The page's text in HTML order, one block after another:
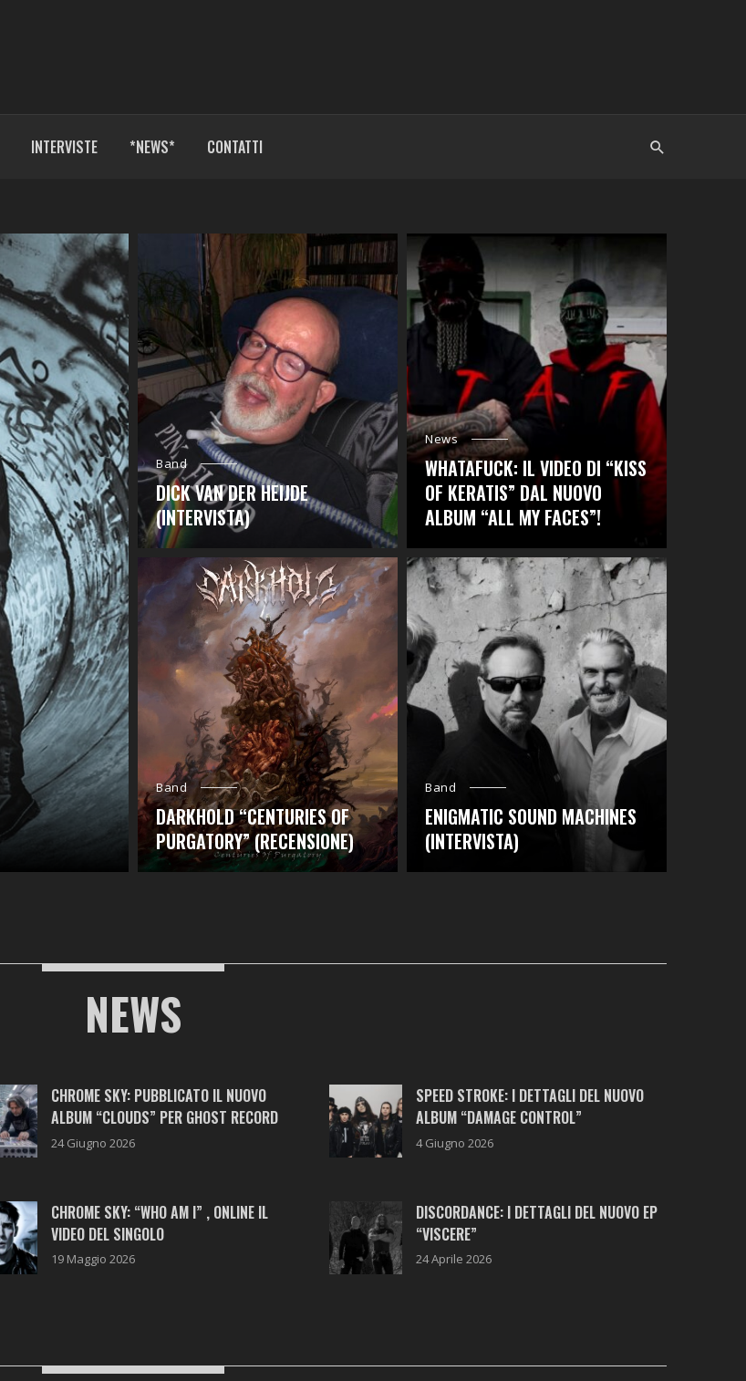
INTERVISTE *NEWS* CONTATTI
Band
DICK VAN DER HEIJDE
(INTERVISTA)
News
WHATAFUCK: IL VIDEO DI “KISS
OF KERATIS” DAL NUOVO
ALBUM “ALL MY FACES”!
Band
DARKHOLD “CENTURIES OF
PURGATORY” (RECENSIONE)
Band
ENIGMATIC SOUND MACHINES
(INTERVISTA)
NEWS
CHROME SKY: PUBBLICATO IL NUOVO
ALBUM “CLOUDS” PER GHOST RECORD
24 Giugno 2026
SPEED STROKE: I DETTAGLI DEL NUOVO
ALBUM “DAMAGE CONTROL”
4 Giugno 2026
CHROME SKY: “WHO AM I” , ONLINE IL
VIDEO DEL SINGOLO
19 Maggio 2026
DISCORDANCE: I DETTAGLI DEL NUOVO EP
“VISCERE”
24 Aprile 2026